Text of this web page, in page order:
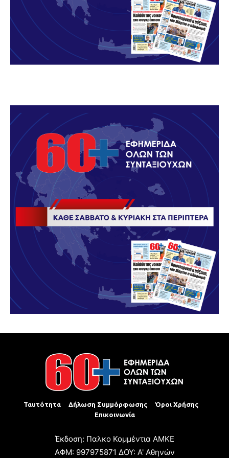
Ταυτότητα Δήλωση Συμμόρφωσης
Όροι Χρήσης
Επικοινωνία
Έκδοση: Παλκο Κομμέντια ΑΜΚΕ
ΑΦΜ: 997975871 ΔΟΥ: Α' Αθηνών